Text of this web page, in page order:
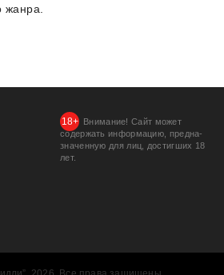
жанра.
Внимание! Сайт может
содержать информацию, предна­
значенную для лиц, дости­гших 18
лет.